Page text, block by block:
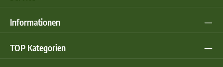
Informationen
TOP Kategorien